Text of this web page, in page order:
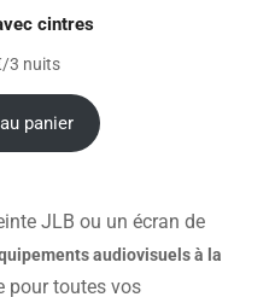
cintres
/3 nuits
panier
JLB ou un écran de
audiovisuels à la
pour toutes vos